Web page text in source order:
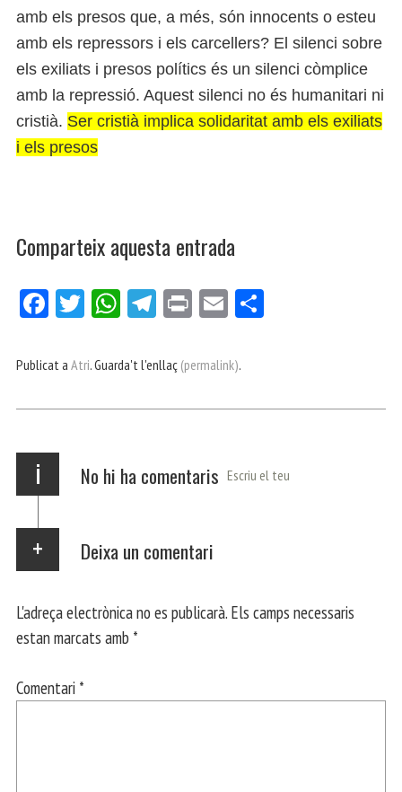
amb els presos que, a més, són innocents o esteu
amb els repressors i els carcellers? El silenci sobre
els exiliats i presos polítics és un silenci còmplice
amb la repressió. Aquest silenci no és humanitari ni
cristià. Ser cristià implica solidaritat amb els exiliats
i els presos
Comparteix aquesta entrada
Fa
bo
Tw
er
W
ts
p
Te
gr
m
Pri E
ail
ei
Publicat a Atri. Guarda't l'enllaç (permalink).
i No hi ha comentaris Escriu el teu
Deixa un comentari
L'adreça electrònica no es publicarà. Els camps necessaris
estan marcats amb *
Comentari *